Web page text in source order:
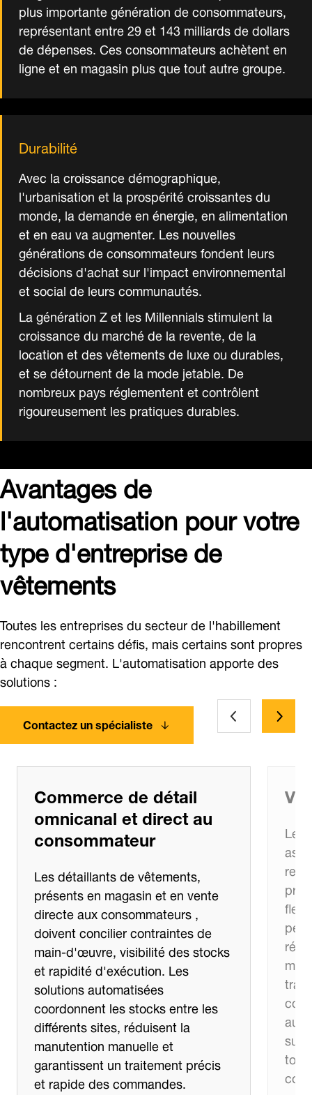
plus importante génération de consommateurs,
représentant entre 29 et 143 milliards de dollars
de dépenses. Ces consommateurs achètent en
ligne et en magasin plus que tout autre groupe.
Durabilité
Avec la croissance démographique,
l'urbanisation et la prospérité croissantes du
monde, la demande en énergie, en alimentation
et en eau va augmenter. Les nouvelles
générations de consommateurs fondent leurs
décisions d'achat sur l'impact environnemental
et social de leurs communautés.
La génération Z et les Millennials stimulent la
croissance du marché de la revente, de la
location et des vêtements de luxe ou durables,
et se détournent de la mode jetable. De
nombreux pays réglementent et contrôlent
rigoureusement les pratiques durables.
Avantages de
l'automatisation pour votre
type d'entreprise de
vêtements
Toutes les entreprises du secteur de l'habillement
rencontrent certains défis, mais certains sont propres
à chaque segment. L'automatisation apporte des
solutions :
Contactez un spécialiste
Commerce de détail
omnicanal et direct au
consommateur
Les détaillants de vêtements,
présents en magasin et en vente
directe aux consommateurs ,
doivent concilier contraintes de
main-d'œuvre, visibilité des stocks
et rapidité d'exécution. Les
solutions automatisées
coordonnent les stocks entre les
différents sites, réduisent la
manutention manuelle et
garantissent un traitement précis
et rapide des commandes.
Les
sur
tout